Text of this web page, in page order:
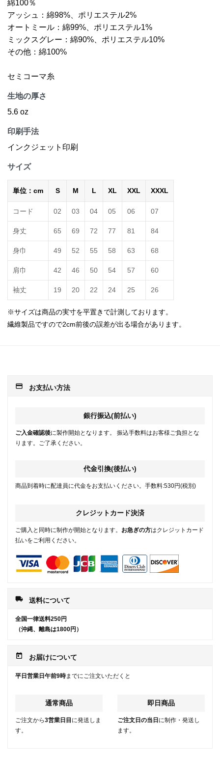
綿100％
アッシュ：綿98%、ポリエステル2%
オートミール：綿99%、ポリエステル1%
ミックスグレー：綿90%、ポリエステル10%
その他：綿100%
セミコーマ糸
生地の厚さ
5.6 oz
印刷手法
インクジェット印刷
サイズ
単位：cm S M L XL XXL XXXL
コード 02 03 04 05 06 07
身丈 65 69 72 77 81 84
身巾 49 52 55 58 63 68
肩巾 42 46 50 54 57 60
袖丈 19 20 22 24 25 26
※サイズは商品の実寸を平置きで計測しております。
繊維製品ですので2cm前後の誤差が出る場合があります。
payment お支払い方法
銀行振込(前払い)
ご入金確認後に製作開始となります。 振込手数料はお客様ご負担とな
ります。ご了承ください。
代金引換(後払い)
商品到着時に配達員に代金をお支払いください。手数料:530円(税別)
クレジットカード決済
ご購入と同時に制作が開始となります。 お急ぎの方はクレジットカード
払いをご利用ください。
local_shipping 送料について
全国一律送料250円
（沖縄、離島は1800円）
today お届けについて
平日営業日午前9時までにご注文いただくと
通常商品
ご注文から3営業日目 に発送しま
す。
即日商品
ご注文日の当日 に制作・発送し
ます。